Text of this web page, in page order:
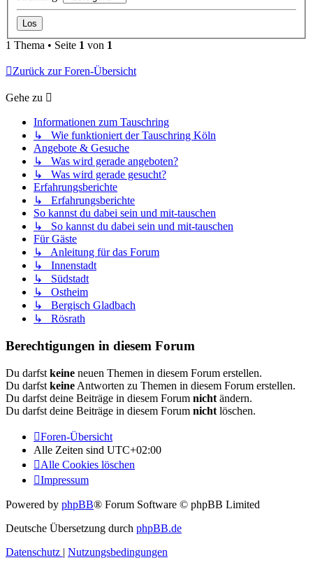
1 Thema • Seite 1 von 1
Zurück zur Foren-Übersicht
Gehe zu
Informationen zum Tauschring
↳ Wie funktioniert der Tauschring Köln
Angebote & Gesuche
↳ Was wird gerade angeboten?
↳ Was wird gerade gesucht?
Erfahrungsberichte
↳ Erfahrungsberichte
So kannst du dabei sein und mit-tauschen
↳ So kannst du dabei sein und mit-tauschen
Für Gäste
↳ Anleitung für das Forum
↳ Innenstadt
↳ Südstadt
↳ Ostheim
↳ Bergisch Gladbach
↳ Rösrath
Berechtigungen in diesem Forum
Du darfst keine neuen Themen in diesem Forum erstellen.
Du darfst keine Antworten zu Themen in diesem Forum erstellen.
Du darfst deine Beiträge in diesem Forum nicht ändern.
Du darfst deine Beiträge in diesem Forum nicht löschen.
Foren-Übersicht
Alle Zeiten sind UTC+02:00
Alle Cookies löschen
Impressum
Powered by phpBB® Forum Software © phpBB Limited
Deutsche Übersetzung durch phpBB.de
Datenschutz | Nutzungsbedingungen